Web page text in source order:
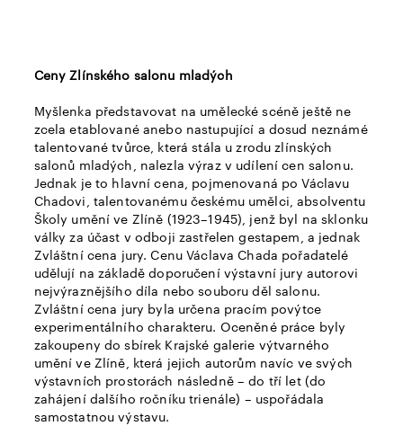
Ceny Zlínského salonu mladých
Myšlenka představovat na umělecké scéně ještě ne
zcela etablované anebo nastupující a dosud neznámé
talentované tvůrce, která stála u zrodu zlínských
salonů mladých, nalezla výraz v udílení cen salonu.
Jednak je to hlavní cena, pojmenovaná po Václavu
Chadovi, talentovanému českému umělci, absolventu
Školy umění ve Zlíně (1923–1945), jenž byl na sklonku
války za účast v odboji zastřelen gestapem, a jednak
Zvláštní cena jury. Cenu Václava Chada pořadatelé
udělují na základě doporučení výstavní jury autorovi
nejvýraznějšího díla nebo souboru děl salonu.
Zvláštní cena jury byla určena pracím povýtce
experimentálního charakteru. Oceněné práce byly
zakoupeny do sbírek Krajské galerie výtvarného
umění ve Zlíně, která jejich autorům navíc ve svých
výstavních prostorách následně – do tří let (do
zahájení dalšího ročníku trienále) – uspořádala
samostatnou výstavu.